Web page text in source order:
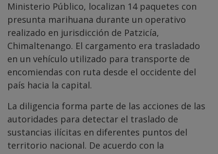
Ministerio Público, localizan 14 paquetes con
presunta marihuana durante un operativo
realizado en jurisdicción de Patzicía,
Chimaltenango. El cargamento era trasladado
en un vehículo utilizado para transporte de
encomiendas con ruta desde el occidente del
país hacia la capital.
La diligencia forma parte de las acciones de las
autoridades para detectar el traslado de
sustancias ilícitas en diferentes puntos del
territorio nacional. De acuerdo con la